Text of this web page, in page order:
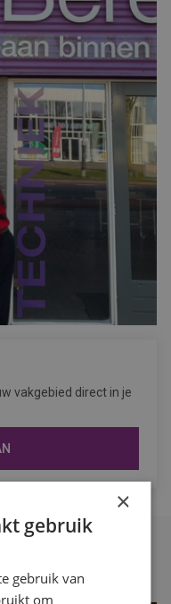
vakgebied direct in je
×
gebruik
gebruik van
om